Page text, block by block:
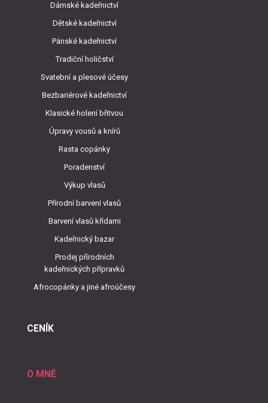
Dámské kadeřnictví
Dětské kadeřnictví
Pánské kadeřnictví
Tradiční holičství
Svatební a plesové účesy
Bezbariérové kadeřnictví
Klasické holení břitvou
Úpravy vousů a knírů
Rasta copánky
Poradenství
Výkup vlasů
Přírodní barvení vlasů
Barvení vlasů křídami
Kadeřnický bazar
Prodej přírodních
kadeřnických přípravků
Afrocopánky a jiné afroúčesy
CENÍK
O MNĚ